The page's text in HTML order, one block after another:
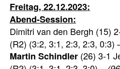
Freitag, 22.12.2023:
Abend-Session:
Dimitri van den Bergh (15)
(R2) (3:2, 3:1, 2:3, 2:3, 0:3)
Martin Schindler (26) 3-1